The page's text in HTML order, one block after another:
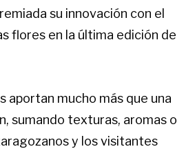
su innovación con el
flores en la última edición de
aportan mucho más que una
sumando texturas, aromas o
y los visitantes